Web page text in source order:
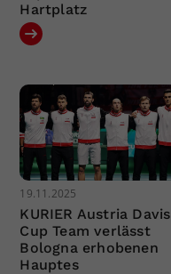
Hartplatz
19.11.2025
KURIER Austria Davis
Cup Team verlässt
Bologna erhobenen
Hauptes